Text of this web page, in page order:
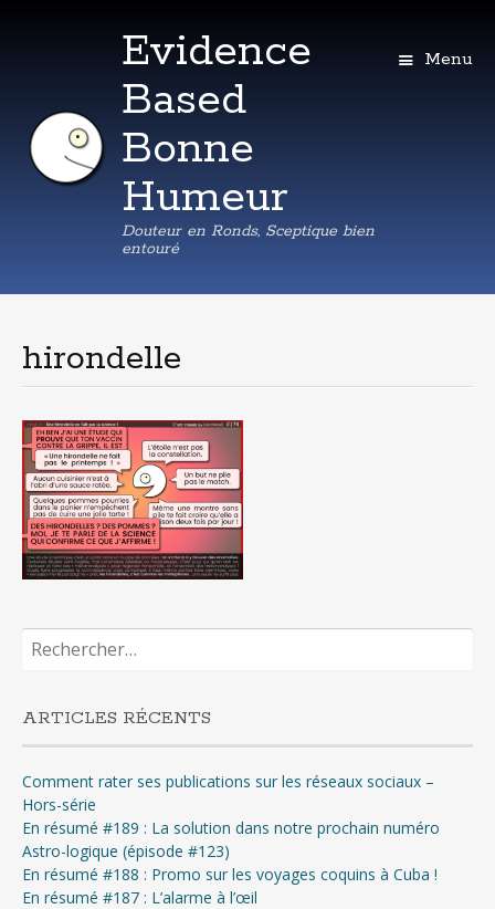
Evidence
Based
Bonne
Humeur
Douteur en Ronds, Sceptique bien
entouré
Menu
principal
hirondelle
Rechercher :
ARTICLES RÉCENTS
Comment rater ses publications sur les réseaux sociaux –
Hors-série
En résumé #189 : La solution dans notre prochain numéro
Astro-logique (épisode #123)
En résumé #188 : Promo sur les voyages coquins à Cuba !
En résumé #187 : L’alarme à l’œil